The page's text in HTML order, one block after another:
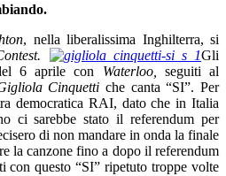
, nella liberalissima Inghilterra, si
Gli
6 aprile con Waterloo, seguiti al
Cinquetti che canta “SI”. Per
democratica RAI, dato che in Italia
ci sarebbe stato il referendum per
di non mandare in onda la finale
la canzone fino a dopo il referendum
con questo “SI” ripetuto troppe volte